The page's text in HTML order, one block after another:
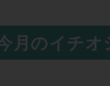
月のイチオ